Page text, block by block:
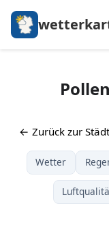
← Zurück zur
Wetter